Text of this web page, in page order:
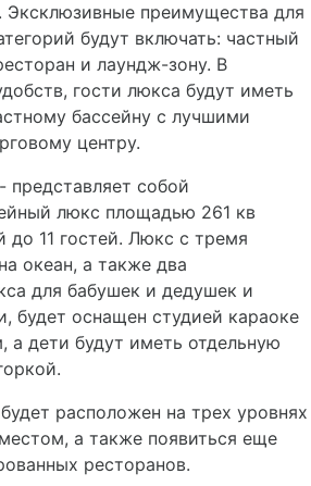
Эксклюзивные преимущества для
будут включать: частный
и лаундж-зону. В
гости люкса будут иметь
бассейну с лучшими
центру.
представляет собой
люкс площадью 261 кв
11 гостей. Люкс с тремя
океан, а также два
для бабушек и дедушек и
будет оснащен студией караоке
а дети будут иметь отдельную
расположен на трех уровнях
а также появиться еще
ресторанов.